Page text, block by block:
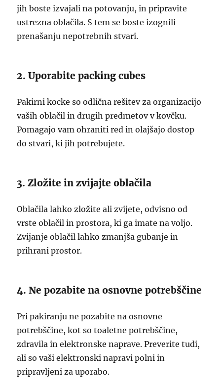
jih boste izvajali na potovanju, in pripravite
ustrezna oblačila. S tem se boste izognili
prenašanju nepotrebnih stvari.
2. Uporabite packing cubes
Pakirni kocke so odlična rešitev za organizacijo
vaših oblačil in drugih predmetov v kovčku.
Pomagajo vam ohraniti red in olajšajo dostop
do stvari, ki jih potrebujete.
3. Zložite in zvijajte oblačila
Oblačila lahko zložite ali zvijete, odvisno od
vrste oblačil in prostora, ki ga imate na voljo.
Zvijanje oblačil lahko zmanjša gubanje in
prihrani prostor.
4. Ne pozabite na osnovne potrebščine
Pri pakiranju ne pozabite na osnovne
potrebščine, kot so toaletne potrebščine,
zdravila in elektronske naprave. Preverite tudi,
ali so vaši elektronski napravi polni in
pripravljeni za uporabo.